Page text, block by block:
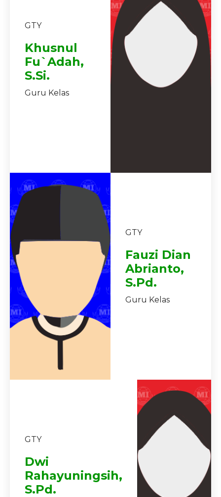
GTY
Khusnul
Fu`adah,
S.Si.
Guru Kelas
GTY
Fauzi Dian
Abrianto,
S.Pd.
Guru Kelas
GTY
Dwi
Rahayuningsih,
S.Pd.